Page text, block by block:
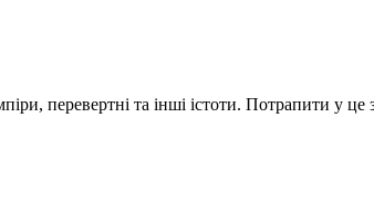
перевертні та інші істоти. Потрапити у